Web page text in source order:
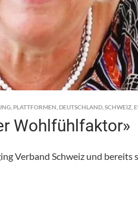
PLATTFORMEN DEUTSCHLAND SCHWEIZ
Wohlfühlfaktor»
Verband Schweiz und bereits